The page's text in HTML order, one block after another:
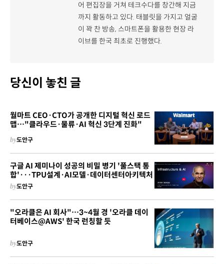
어 편집장을 거쳐 테크수다를 창간해 지금
까지 활동하고 있다. 태블릿을 가지고 얼굴
이 꽉 찬 방송, 스마트폰을 활용한 현장 라
이브를 한국 최초로 진행했다.
당신이 놓친 글
월마트 CEO·CTO가 공개한 디지털 혁신 로드
맵…"클라우드·물류·AI 혁신 3단계 진화"
by도안구
구글 AI 제미나이 성공의 비밀 병기 '풀스택 통
합'···TPU설계·AI모델·데이터센터아키텍처
by도안구
"오라클은 AI 회사"…3~4월 경 '오라클 데이
터베이스@AWS' 한국 런칭할 듯
by도안구